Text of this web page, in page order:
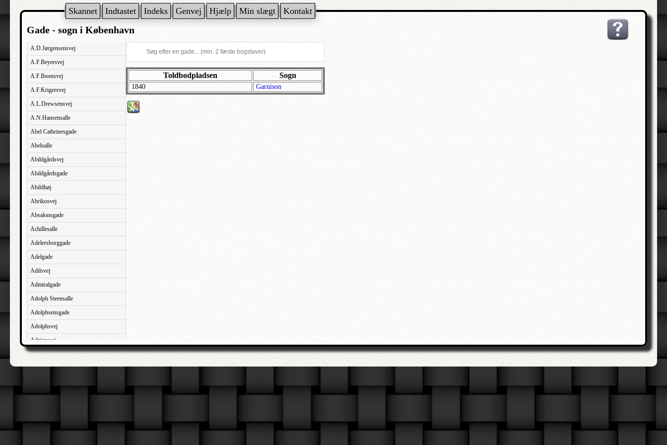
Skannet Indtastet Indeks Genvej Hjælp Min slægt Kontakt
Gade - sogn i København
A.D.Jørgensensvej
A.F.Beyersvej
A.F.Ibsensvej
A.F.Krigersvej
A.L.Drewsensvej
A.N.Hansensalle
Abel Cathrinesgade
Abelsalle
Abildgårdsvej
Abildgårdsgade
Abildhøj
Abrikosvej
Absalonsgade
Achillesalle
Adelersborggade
Adelgade
Adilsvej
Admiralgade
Adolph Steensalle
Adolphsensgade
Adolphsvej
Adriansvej
Aftenbakken
Agavevej
Agermosen
Agersøgade
Toldbodpladsen Sogn
1840 Garnison